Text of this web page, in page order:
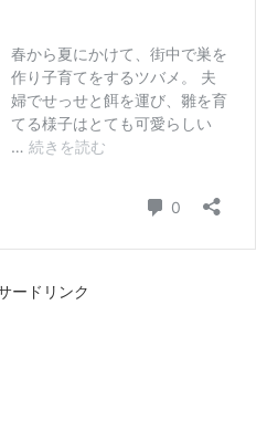
ードリンク